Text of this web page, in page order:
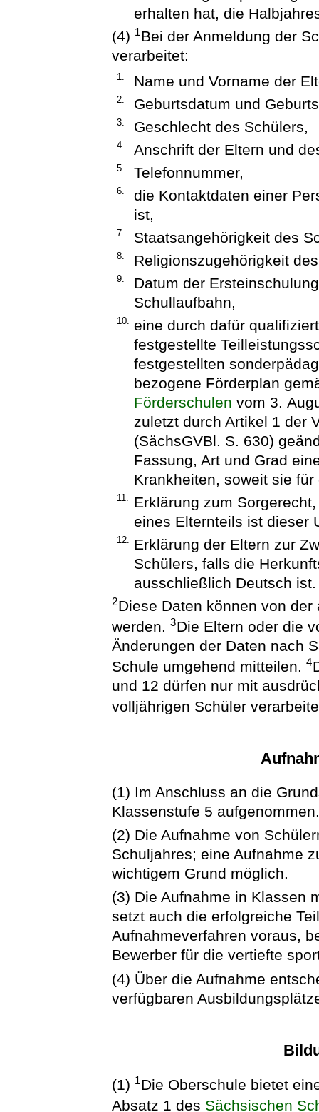
erhalten hat, die
(4) 1Bei der Anmeldung der
verarbeitet:
1. Name und Vorname der
2. Geburtsdatum und
3. Geschlecht des Schülers,
4. Anschrift der Eltern und
5. Telefonnummer,
6.
die Kontaktdaten einer
ist,
7. Staatsangehörigkeit des
8. Religionszugehörigkeit
9.
Datum der
Schullaufbahn,
10.
eine durch dafür
festgestellte
festgestellten
bezogene Förderplan
Förderschulen vom 3.
zuletzt durch Artikel 1 der
(SächsGVBl. S. 630)
Fassung, Art und Grad
Krankheiten, soweit sie
11.
Erklärung zum
eines Elternteils ist dieser
12.
Erklärung der Eltern zur
Schülers, falls die
ausschließlich Deutsch ist.
2Diese Daten können von
werden.3Die Eltern oder die
Änderungen der Daten nach
Schule umgehend mitteilen.4
und 12 dürfen nur mit
volljährigen Schüler
(1) Im Anschluss an die
Klassenstufe 5
(2) Die Aufnahme von
Schuljahres; eine Aufnahme
wichtigem Grund möglich.
(3) Die Aufnahme in Klassen
setzt auch die erfolgreiche
Aufnahmeverfahren voraus,
Bewerber für die vertiefte
(4) Über die Aufnahme
verfügbaren
(1) 1Die Oberschule bietet
Absatz 1 des Sächsischen